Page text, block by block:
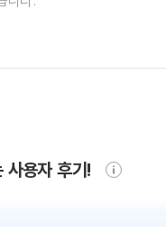
용자 후기!